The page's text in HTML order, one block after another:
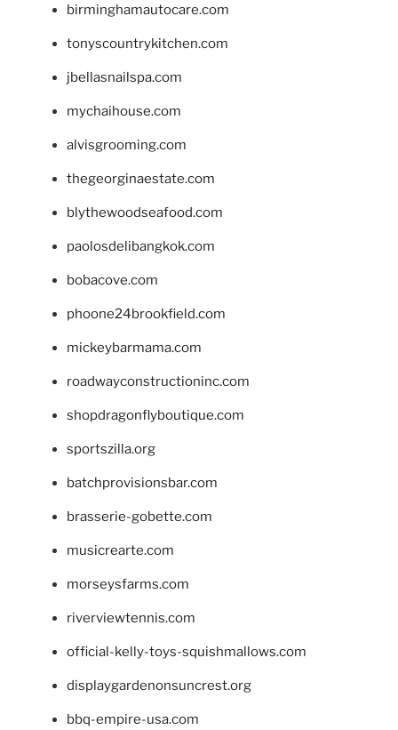
birminghamautocare.com
tonyscountrykitchen.com
jbellasnailspa.com
mychaihouse.com
alvisgrooming.com
thegeorginaestate.com
blythewoodseafood.com
paolosdelibangkok.com
bobacove.com
phoone24brookfield.com
mickeybarmama.com
roadwayconstructioninc.com
shopdragonflyboutique.com
sportszilla.org
batchprovisionsbar.com
brasserie-gobette.com
musicrearte.com
morseysfarms.com
riverviewtennis.com
official-kelly-toys-squishmallows.com
displaygardenonsuncrest.org
bbq-empire-usa.com